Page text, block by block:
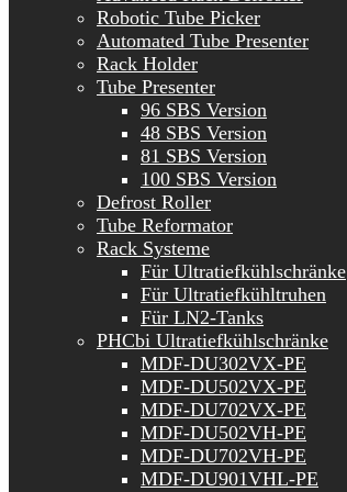
Robotic Tube Picker
Automated Tube Presenter
Rack Holder
Tube Presenter
96 SBS Version
48 SBS Version
81 SBS Version
100 SBS Version
Defrost Roller
Tube Reformator
Rack Systeme
Für Ultratiefkühlschränke
Für Ultratiefkühltruhen
Für LN2-Tanks
PHCbi Ultratiefkühlschränke
MDF-DU302VX-PE
MDF-DU502VX-PE
MDF-DU702VX-PE
MDF-DU502VH-PE
MDF-DU702VH-PE
MDF-DU901VHL-PE